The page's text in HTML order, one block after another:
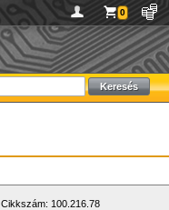
0
Cikkszám: 100.216.78